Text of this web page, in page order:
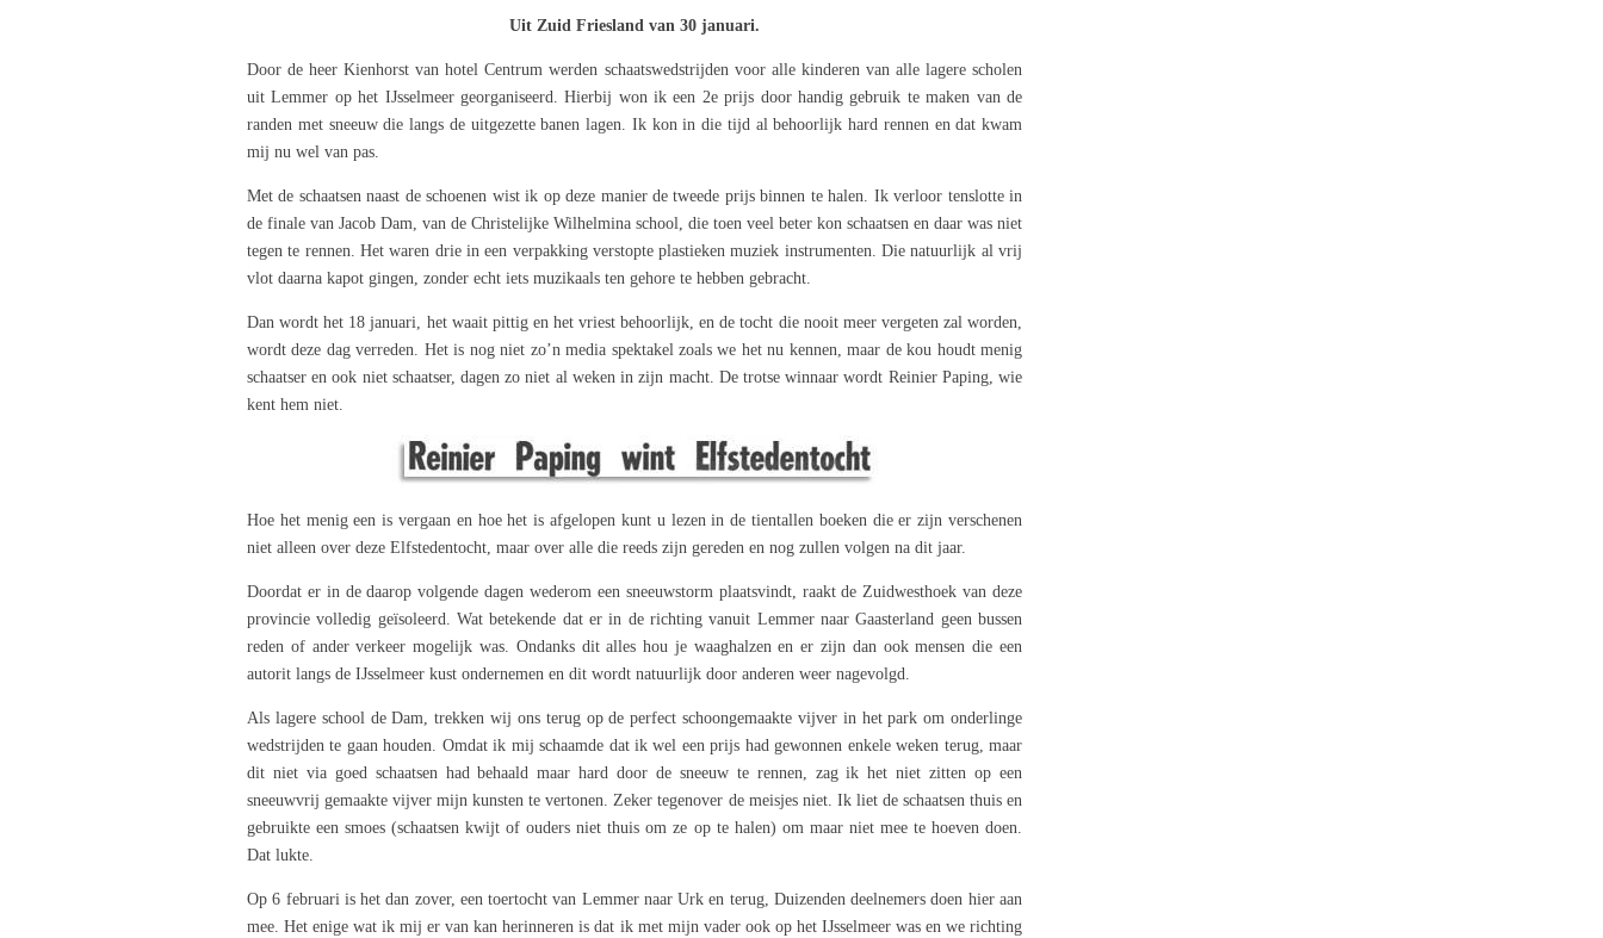
Uit Zuid Friesland van 30 januari.
Door de heer Kienhorst van hotel Centrum werden schaatswedstrijden voor alle kinderen van alle lagere scholen
uit Lemmer op het IJsselmeer georganiseerd. Hierbij won ik een 2e prijs door handig gebruik te maken van de
randen met sneeuw die langs de uitgezette banen lagen. Ik kon in die tijd al behoorlijk hard rennen en dat kwam
mij nu wel van pas.
Met de schaatsen naast de schoenen wist ik op deze manier de tweede prijs binnen te halen. Ik verloor tenslotte in
de finale van Jacob Dam, van de Christelijke Wilhelmina school, die toen veel beter kon schaatsen en daar was niet
tegen te rennen. Het waren drie in een verpakking verstopte plastieken muziek instrumenten. Die natuurlijk al vrij
vlot daarna kapot gingen, zonder echt iets muzikaals ten gehore te hebben gebracht.
Dan wordt het 18 januari, het waait pittig en het vriest behoorlijk, en de tocht die nooit meer vergeten zal worden,
wordt deze dag verreden. Het is nog niet zo’n media spektakel zoals we het nu kennen, maar de kou houdt menig
schaatser en ook niet schaatser, dagen zo niet al weken in zijn macht. De trotse winnaar wordt Reinier Paping, wie
kent hem niet.
Hoe het menig een is vergaan en hoe het is afgelopen kunt u lezen in de tientallen boeken die er zijn verschenen
niet alleen over deze Elfstedentocht, maar over alle die reeds zijn gereden en nog zullen volgen na dit jaar.
Doordat er in de daarop volgende dagen wederom een sneeuwstorm plaatsvindt, raakt de Zuidwesthoek van deze
provincie volledig geïsoleerd. Wat betekende dat er in de richting vanuit Lemmer naar Gaasterland geen bussen
reden of ander verkeer mogelijk was. Ondanks dit alles hou je waaghalzen en er zijn dan ook mensen die een
autorit langs de IJsselmeer kust ondernemen en dit wordt natuurlijk door anderen weer nagevolgd.
Als lagere school de Dam, trekken wij ons terug op de perfect schoongemaakte vijver in het park om onderlinge
wedstrijden te gaan houden. Omdat ik mij schaamde dat ik wel een prijs had gewonnen enkele weken terug, maar
dit niet via goed schaatsen had behaald maar hard door de sneeuw te rennen, zag ik het niet zitten op een
sneeuwvrij gemaakte vijver mijn kunsten te vertonen. Zeker tegenover de meisjes niet. Ik liet de schaatsen thuis en
gebruikte een smoes (schaatsen kwijt of ouders niet thuis om ze op te halen) om maar niet mee te hoeven doen.
Dat lukte.
Op 6 februari is het dan zover, een toertocht van Lemmer naar Urk en terug, Duizenden deelnemers doen hier aan
mee. Het enige wat ik mij er van kan herinneren is dat ik met mijn vader ook op het IJsselmeer was en we richting